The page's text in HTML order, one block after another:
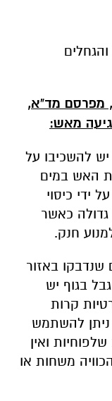
מפרסם מד"א,
מאש:
להשכיבו על
האש במים
ידי כיסוי
כאשר
חנק.
שנדבקו באזור
בגוף יש
קרות
ניתן להשתמש
ואין
משחות או